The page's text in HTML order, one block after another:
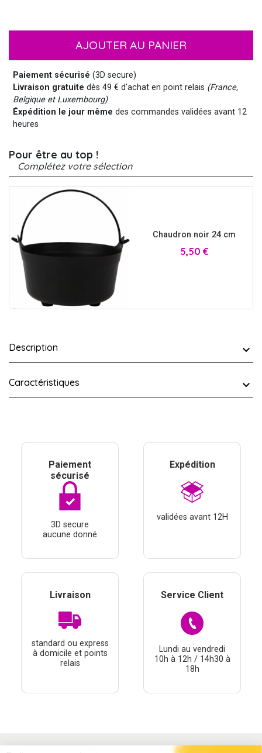
AJOUTER AU PANIER
Paiement sécurisé (3D secure)
Livraison gratuite dès 49 € d'achat en point relais (France,
Belgique et Luxembourg)
Éxpédition le jour même des commandes validées avant 12
heures
Pour être au top !
Complétez votre sélection
Chaudron noir 24 cm
Prix
5,50 €
Description
Caractéristiques
Paiement
sécurisé
3D secure
aucune donné
Expédition
validées avant 12H
Livraison
standard ou express
à domicile et points
relais
Service Client
Lundi au vendredi
10h à 12h / 14h30 à
18h